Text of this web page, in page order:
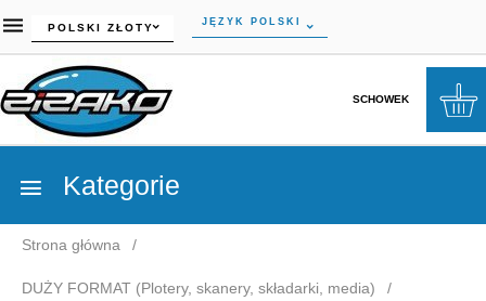
currency_h
POLSKI ZŁOTY JĘZYK POLSKI
SCHOWEK
Kategorie
Strona główna
DUŻY FORMAT (Plotery, skanery, składarki, media)